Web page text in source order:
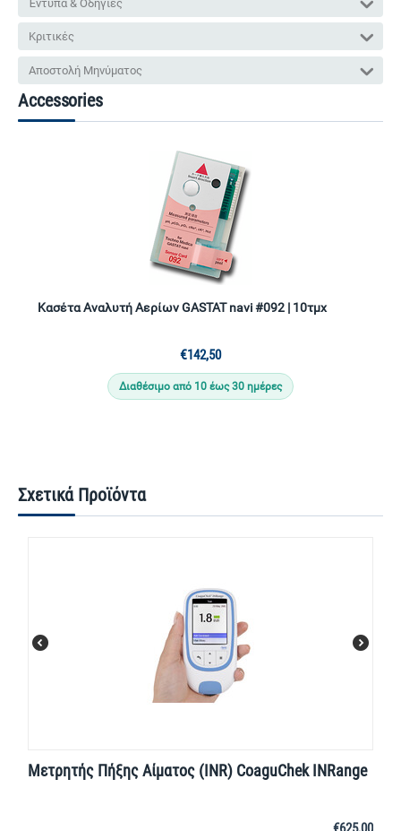
Έντυπα & Οδηγίες
Κριτικές
Αποστολή Μηνύματος
Accessories
Κασέτα Αναλυτή Αερίων GASTAT navi #092 | 10τμχ
€142,50
Διαθέσιμο από 10 έως 30 ημέρες
Σχετικά Προϊόντα
Μετρητής Πήξης Αίματος (INR) CoaguChek INRange